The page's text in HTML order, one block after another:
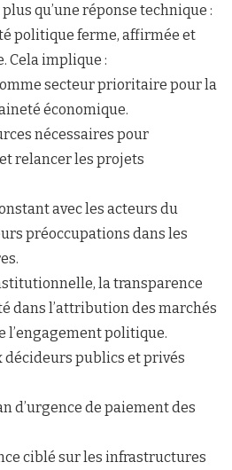
qu’une réponse technique :
politique ferme, affirmée et
Cela implique :
secteur prioritaire pour la
économique.
nécessaires pour
relancer les projets
avec les acteurs du
préoccupations dans les
la transparence
dans l’attribution des marchés
l’engagement politique.
décideurs publics et privés
d’urgence de paiement des
ciblé sur les infrastructures